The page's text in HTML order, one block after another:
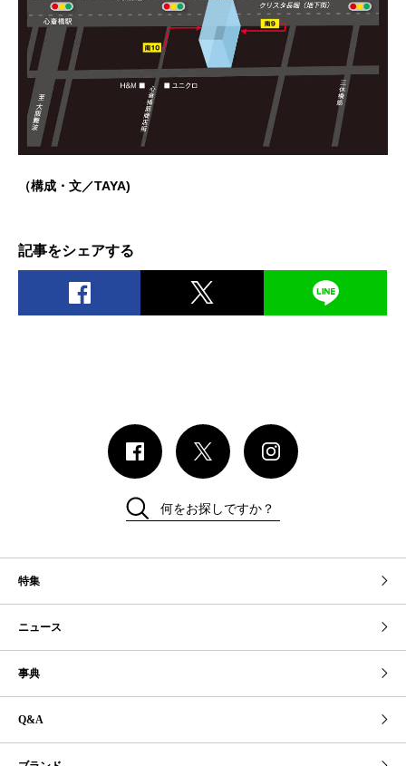
（構成・文／TAYA)
記事をシェアする
特集
ニュース
事典
Q&A
何をお探しですか？